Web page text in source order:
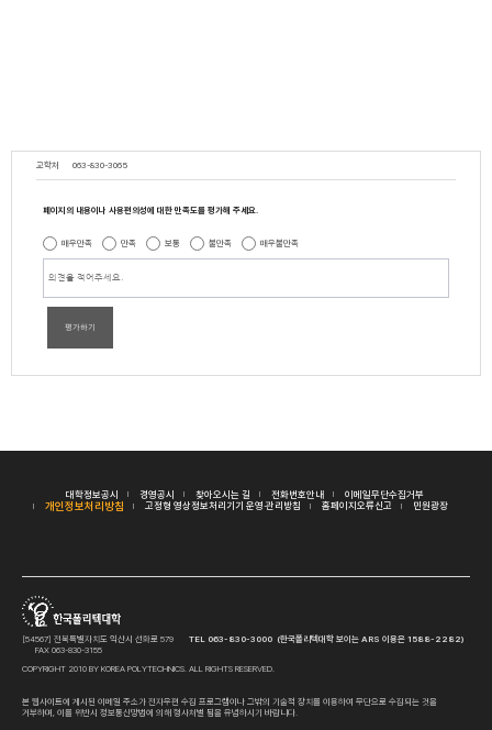
교학처 063-830-3065
페이지의 내용이나 사용편의성에 대한 만족도를 평가해 주세요.
매우만족 만족 보통 불만족 매우불만족
평가하기
대학정보공시 경영공시 찾아오시는 길 전화번호안내 이메일무단수집거부
개인정보처리방침 고정형 영상정보처리기기 운영·관리방침 홈페이지오류신고 민원광장
[54567] 전북특별자치도 익산시 선화로 579 TEL 063-830-3000 (한국폴리텍대학 보이는 ARS 이용은 1588-2282)
FAX 063-830-3155
COPYRIGHT 2010 BY KOREA POLYTECHNICS. ALL RIGHTS RESERVED.
본 웹사이트에 게시된 이메일 주소가 전자우편 수집 프로그램이나 그밖의 기술적 장치를 이용하여 무단으로 수집되는 것을
거부하며, 이를 위반시 정보통신망법에 의해 형사처벌 됨을 유념하시기 바랍니다.